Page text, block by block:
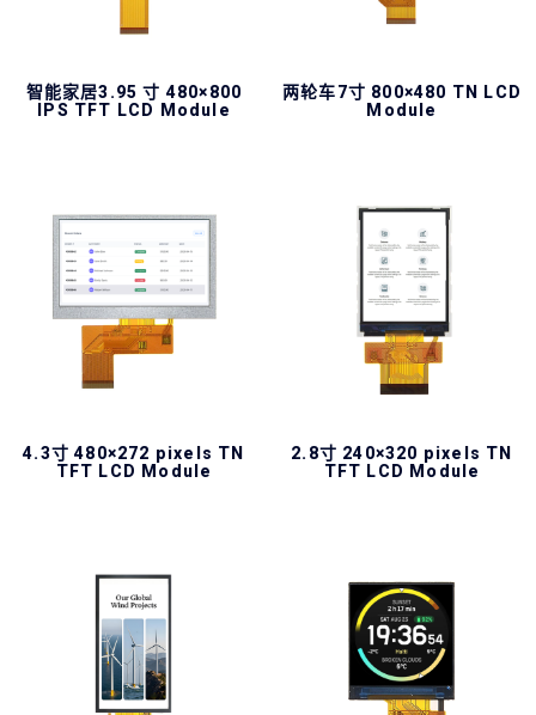
智能家居3.95 寸 480×800
IPS TFT LCD Module
两轮车7寸 800×480 TN LCD
Module
4.3寸 480×272 pixels TN
TFT LCD Module
2.8寸 240×320 pixels TN
TFT LCD Module